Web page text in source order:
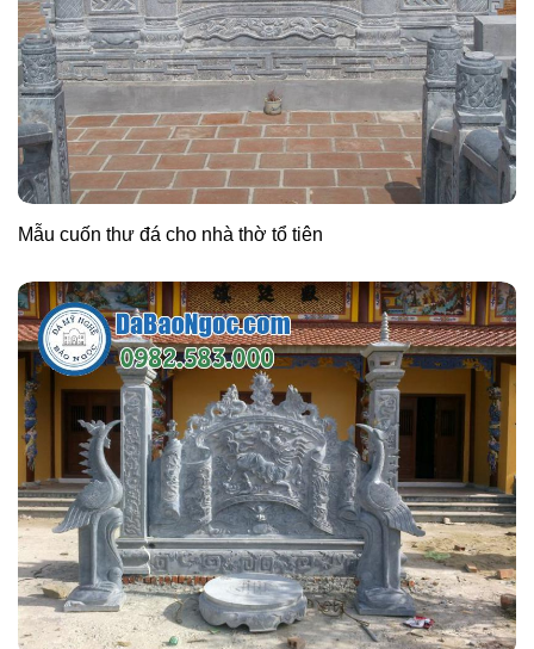
Mẫu cuốn thư đá cho nhà thờ tổ tiên